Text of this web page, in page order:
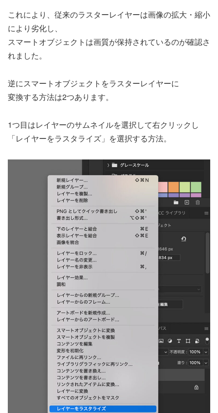
これにより、従来のラスターレイヤーは画像の拡大・縮小
により劣化し、
スマートオブジェクトは画質が保持されているのが確認さ
れました。
逆にスマートオブジェクトをラスターレイヤーに
変換する方法は2つあります。
1つ目はレイヤーのサムネイルを選択して右クリックし
「レイヤーをラスタライズ」を選択する方法。